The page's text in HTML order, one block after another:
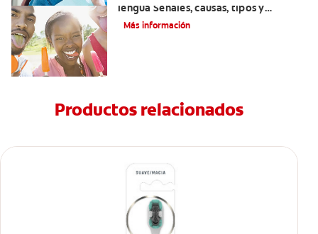
lengua Señales, causas, tipos y
tratamiento
Más información
Productos relacionados